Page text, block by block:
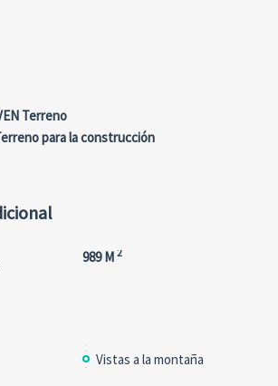
Terreno
para la construcción
989 M 2
Vistas a la montaña